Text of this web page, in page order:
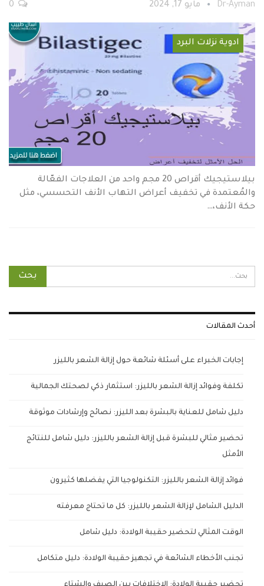
Dr-Ayman مايو 17, 2024
ادوية نزلات البرد
بيلاستيجيك أقراص 20 مجم واحد من العلاجات الفعّالة
والمُعتمدة في تخفيف أعراض التهاب الأنف التحسسي، مثل
حكة الأنف،…
أحدث المقالات
إجابات الخبراء على أسئلة شائعة حول إزالة الشعر بالليزر
تكلفة وفوائد إزالة الشعر بالليزر: استثمار ذكي لصحتك الجمالية
دليل شامل للعناية بالبشرة بعد الليزر: نصائح وإرشادات موثوقة
تحضير مثالي للبشرة قبل إزالة الشعر بالليزر: دليل شامل للنتائج
الأمثل
فوائد إزالة الشعر بالليزر: التكنولوجيا التي يفضلها كثيرون
الدليل الشامل لإزالة الشعر بالليزر: كل ما تحتاج معرفته
الوقت المثالي لتحضير حقيبة الولادة: دليل شامل
تجنب الأخطاء الشائعة في تجهيز حقيبة الولادة: دليل متكامل